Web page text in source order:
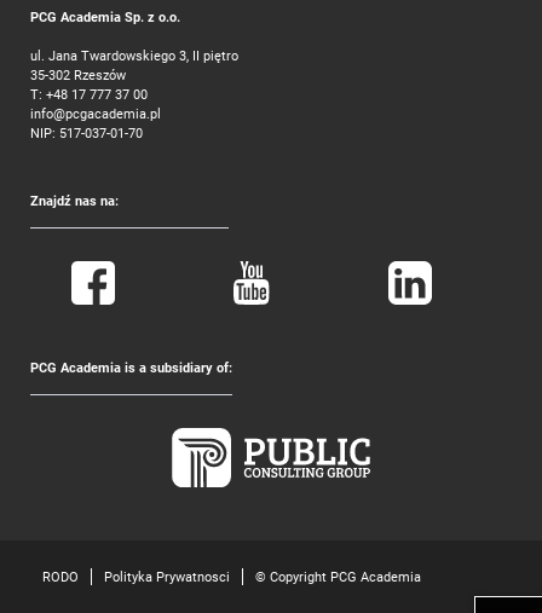
PCG Academia Sp. z o.o.
ul. Jana Twardowskiego 3, II piętro
35-302 Rzeszów
T: +48 17 777 37 00
info@pcgacademia.pl
NIP: 517-037-01-70
Znajdź nas na:
PCG Academia is a subsidiary of:
RODO Polityka Prywatnosci © Copyright PCG Academia